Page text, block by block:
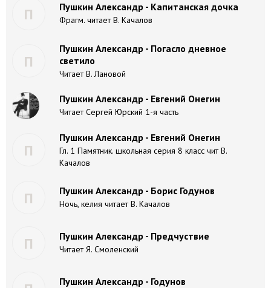
П Пушкин Александр - Капитанская дочка
Фрагм. читает В. Качалов
П
Пушкин Александр - Погасло дневное
светило
Читает В. Лановой
Пушкин Александр - Евгений Онегин
Читает Сергей Юрский 1-я часть
П
Пушкин Александр - Евгений Онегин
Гл. 1 Памятник. школьная серия 8 класс чит В.
Качалов
П Пушкин Александр - Борис Годунов
Ночь, келия читает В. Качалов
П Пушкин Александр - Предчуствие
Читает Я. Смоленский
Пушкин Александр - Годунов